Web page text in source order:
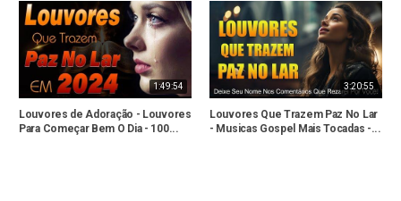
1:49:54
Louvores de Adoração - Louvores
Para Começar Bem O Dia - 100...
3:20:55
Louvores Que Trazem Paz No Lar
- Musicas Gospel Mais Tocadas -...